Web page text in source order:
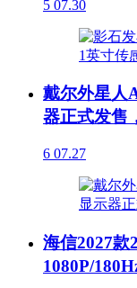
5 07.30
戴尔外星人
器正式发售
6 07.27
海信2027款
1080P/